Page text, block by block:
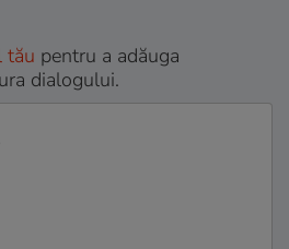
tău pentru a adăuga
dialogului.